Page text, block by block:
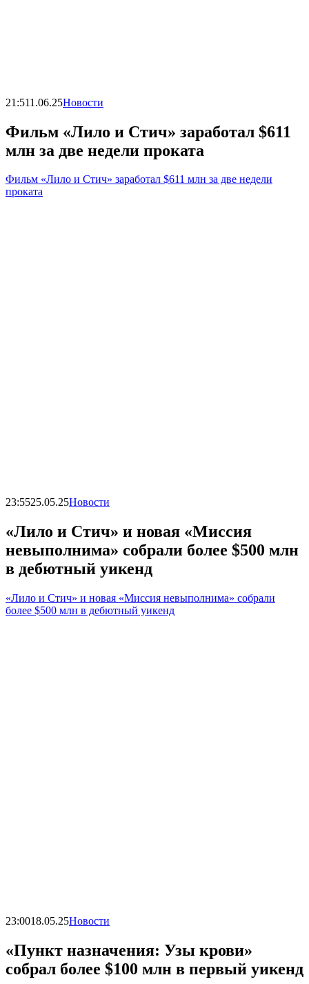
21:511.06.25Новости
Фильм «Лило и Стич» заработал $611
млн за две недели проката
Фильм «Лило и Стич» заработал $611 млн за две недели
проката
23:5525.05.25Новости
«Лило и Стич» и новая «Миссия
невыполнима» собрали более $500 млн
в дебютный уикенд
«Лило и Стич» и новая «Миссия невыполнима» собрали
более $500 млн в дебютный уикенд
23:0018.05.25Новости
«Пункт назначения: Узы крови»
собрал более $100 млн в первый уикенд